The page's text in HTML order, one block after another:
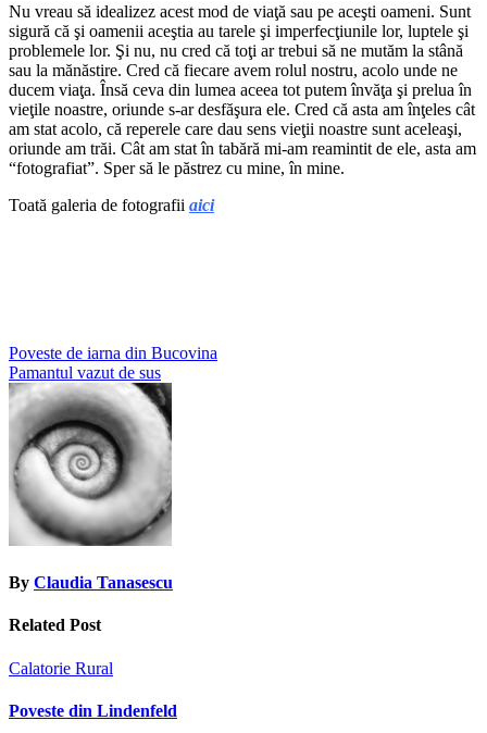
Nu vreau să idealizez acest mod de viaţă sau pe aceşti oameni. Sunt
sigură că şi oamenii aceştia au tarele şi imperfecţiunile lor, luptele şi
problemele lor. Şi nu, nu cred că toţi ar trebui să ne mutăm la stână
sau la mănăstire. Cred că fiecare avem rolul nostru, acolo unde ne
ducem viaţa. Însă ceva din lumea aceea tot putem învăţa şi prelua în
vieţile noastre, oriunde s-ar desfăşura ele. Cred că asta am înţeles cât
am stat acolo, că reperele care dau sens vieţii noastre sunt aceleaşi,
oriunde am trăi. Cât am stat în tabără mi-am reamintit de ele, asta am
“fotografiat”. Sper să le păstrez cu mine, în mine.
Toată galeria de fotografii aici
Post
navigation
Poveste de iarna din Bucovina
Pamantul vazut de sus
By Claudia Tanasescu
Related Post
Calatorie Rural
Poveste din Lindenfeld